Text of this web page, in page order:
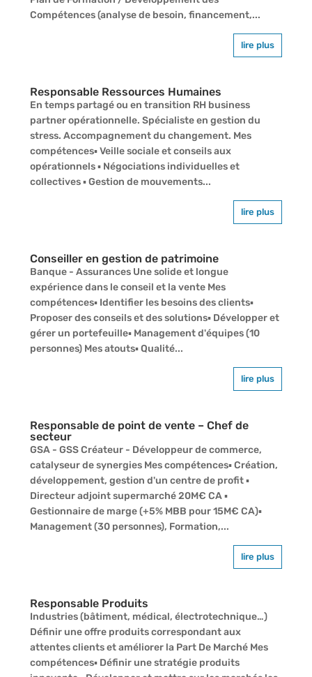
Compétences (analyse de besoin, financement,...
lire plus
Responsable Ressources Humaines
En temps partagé ou en transition RH business
partner opérationnelle. Spécialiste en gestion du
stress. Accompagnement du changement. Mes
compétences▪ Veille sociale et conseils aux
opérationnels ▪ Négociations individuelles et
collectives ▪ Gestion de mouvements...
lire plus
Conseiller en gestion de patrimoine
Banque - Assurances Une solide et longue
expérience dans le conseil et la vente Mes
compétences▪ Identifier les besoins des clients▪
Proposer des conseils et des solutions▪ Développer et
gérer un portefeuille▪ Management d'équipes (10
personnes) Mes atouts▪ Qualité...
lire plus
Responsable de point de vente – Chef de
secteur
GSA - GSS Créateur - Développeur de commerce,
catalyseur de synergies Mes compétences▪ Création,
développement, gestion d'un centre de profit ▪
Directeur adjoint supermarché 20M€ CA ▪
Gestionnaire de marge (+5% MBB pour 15M€ CA)▪
Management (30 personnes), Formation,...
lire plus
Responsable Produits
Industries (bâtiment, médical, électrotechnique…)
Définir une offre produits correspondant aux
attentes clients et améliorer la Part De Marché Mes
compétences▪ Définir une stratégie produits